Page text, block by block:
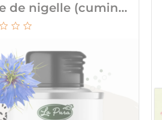
de nigelle (cumin...